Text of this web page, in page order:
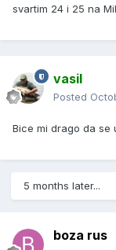
svartim 24 i 25 na
vasil
Posted
Bice mi drago da se
5 months later...
boza rus